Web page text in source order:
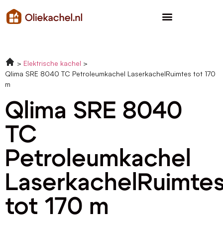
Elektrische kachel
Qlima SRE 8040 TC Petroleumkachel LaserkachelRuimtes tot 170
m
Qlima SRE 8040
TC
Petroleumkachel
tot 170 m